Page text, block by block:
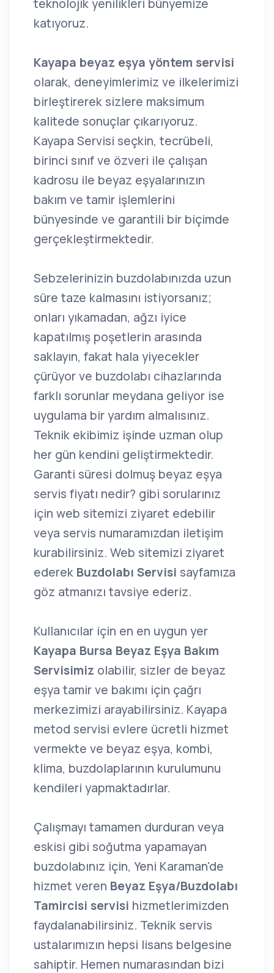
teknolojik yenilikleri bünyemize
katıyoruz.
Kayapa beyaz eşya yöntem servisi
olarak, deneyimlerimiz ve ilkelerimizi
birleştirerek sizlere maksimum
kalitede sonuçlar çıkarıyoruz.
Kayapa Servisi seçkin, tecrübeli,
birinci sınıf ve özveri ile çalışan
kadrosu ile beyaz eşyalarınızın
bakım ve tamir işlemlerini
bünyesinde ve garantili bir biçimde
gerçekleştirmektedir.
Sebzelerinizin buzdolabınızda uzun
süre taze kalmasını istiyorsanız;
onları yıkamadan, ağzı iyice
kapatılmış poşetlerin arasında
saklayın, fakat hala yiyecekler
çürüyor ve buzdolabı cihazlarında
farklı sorunlar meydana geliyor ise
uygulama bir yardım almalısınız.
Teknik ekibimiz işinde uzman olup
her gün kendini geliştirmektedir.
Garanti süresi dolmuş beyaz eşya
servis fiyatı nedir? gibi sorularınız
için web sitemizi ziyaret edebilir
veya servis numaramızdan iletişim
kurabilirsiniz. Web sitemizi ziyaret
ederek Buzdolabı Servisi sayfamıza
göz atmanızı tavsiye ederiz.
Kullanıcılar için en en uygun yer
Kayapa Bursa Beyaz Eşya Bakım
Servisimiz olabilir, sizler de beyaz
eşya tamir ve bakımı için çağrı
merkezimizi arayabilirsiniz. Kayapa
metod servisi evlere ücretli hizmet
vermekte ve beyaz eşya, kombi,
klima, buzdolaplarının kurulumunu
kendileri yapmaktadırlar.
Çalışmayı tamamen durduran veya
eskisi gibi soğutma yapamayan
buzdolabınız için, Yeni Karaman'de
hizmet veren Beyaz Eşya/Buzdolabı
Tamircisi servisi hizmetlerimizden
faydalanabilirsiniz. Teknik servis
ustalarımızın hepsi lisans belgesine
sahiptir. Hemen numarasından bizi